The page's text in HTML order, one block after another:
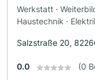
Werkstatt ·
Haustechnik ·
Salzstraße 20,
0.0 (0